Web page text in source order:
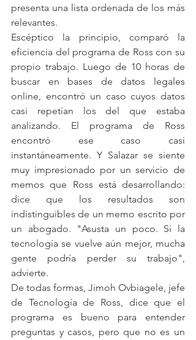
presenta una lista ordenada de los más
relevantes.
Escéptico la principio, comparó la
eficiencia del programa de Ross con su
propio trabajo. Luego de 10 horas de
buscar en bases de datos legales
online, encontró un caso cuyos datos
casi repetían los del que estaba
analizando. El programa de Ross
encontró ese caso casi
instantáneamente. Y Salazar se siente
muy impresionado por un servicio de
memos que Ross está desarrollando:
dice que los resultados son
indistinguibles de un memo escrito por
un abogado. "Asusta un poco. Si la
tecnología se vuelve aún mejor, mucha
gente podría perder su trabajo",
advierte.
De todas formas, Jimoh Ovbiagele, jefe
de Tecnología de Ross, dice que el
programa es bueno para entender
preguntas y casos, pero que no es un